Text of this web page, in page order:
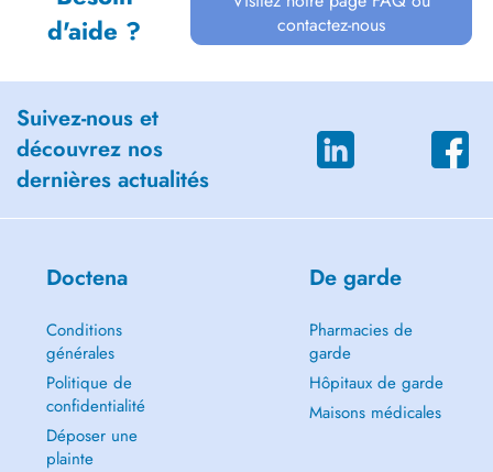
d'aide ?
contactez-nous
Suivez-nous et
découvrez nos
dernières actualités
Doctena
Conditions
générales
Politique de
confidentialité
Déposer une
plainte
De garde
Pharmacies de
garde
Hôpitaux de garde
Maisons médicales